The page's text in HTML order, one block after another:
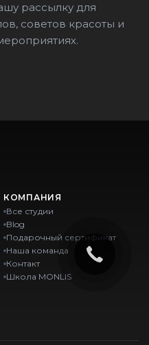
рассылку для
советов красоты и
КОМПАНИЯ
Все студии
Blog
Подарочный сертификат
Наша команда
Контакт
Школа MONLIS